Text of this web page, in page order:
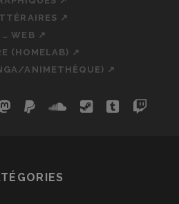
↗
… WEB ↗
(HOMELAB) ↗
ANIMETHÈQUE) ↗
mastodon
paypalsoundcloud
steamtumblr